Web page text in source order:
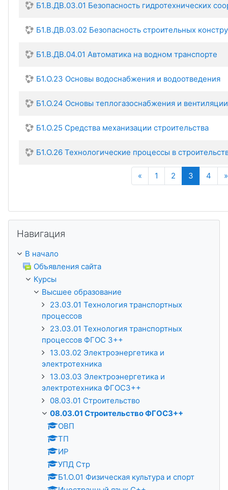
Б1.В.ДВ.03.01 Безопасность гидротехнических
Б1.В.ДВ.03.02 Безопасность строительных
Б1.В.ДВ.04.01 Автоматика на водном транспорте
Б1.О.23 Основы водоснабжения и водоотведения
Б1.О.24 Основы теплогазоснабжения и вентиляции
Б1.О.25 Средства механизации строительства
Б1.О.26 Технологические процессы в
« Назад
1 2 3 4 »
Навигация
В начало
Объявления сайта
Курсы
Высшее образование
23.03.01 Технология транспортных
процессов
23.03.01 Технология транспортных
процессов ФГОС 3++
13.03.02 Электроэнергетика и
электротехника
13.03.03 Электроэнергетика и
электротехника ФГОС3++
08.03.01 Строительство
08.03.01 Строительство ФГОС3++
ОВП
ТП
ИР
УПД Стр
Б1.О.01 Физическая культура и спорт